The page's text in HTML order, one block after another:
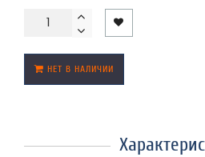
НЕТ В НАЛИЧИИ